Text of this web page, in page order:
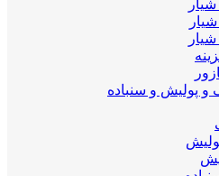
و پولیش و سنباده